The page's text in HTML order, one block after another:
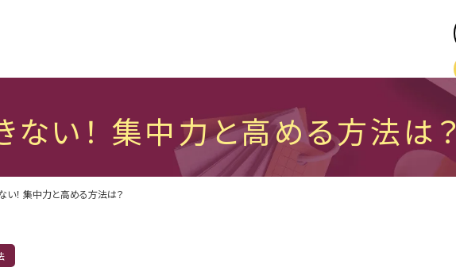
い！ 集中力と高める方法は？
い！ 集中力と高める方法は？